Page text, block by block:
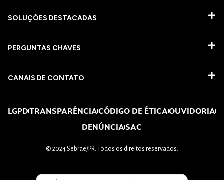
SOLUÇÕES DESTACADAS
PERGUNTAS CHAVES​
CANAIS DE CONTATO
LGPDTRANSPARÊNCIACÓDIGO DE ÉTICAOUVIDORIA
DENÚNCIASAC
© 2024 Sebrae/PR. Todos os direitos reservados.